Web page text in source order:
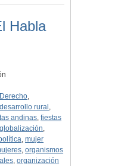
Habla
Derecho,
desarrollo rural ,
andinas,fiestas
globalización,
,mujer
,organismos
,organización